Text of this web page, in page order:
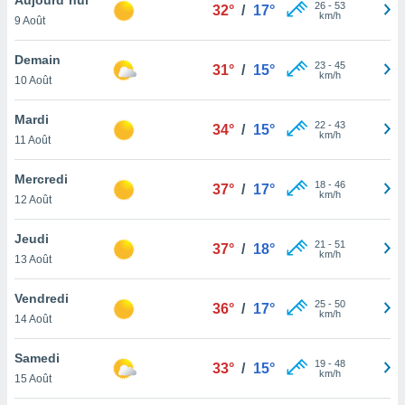
et
»,
au
vous
qu'ils
ou
le
ainsi
un
la
du
9 Août
32° / 17° 26- 53
km/h
Demain
10 Août
31° / 15° 23- 45
km/h
Mardi
11 Août
34° / 15° 22- 43
km/h
Mercredi
12 Août
37° / 17° 18- 46
km/h
Jeudi
13 Août
37° / 18° 21 - 51
km/h
Vendredi
14 Août
36° / 17° 25- 50
km/h
Samedi
15 Août
33° / 15° 19- 48
km/h